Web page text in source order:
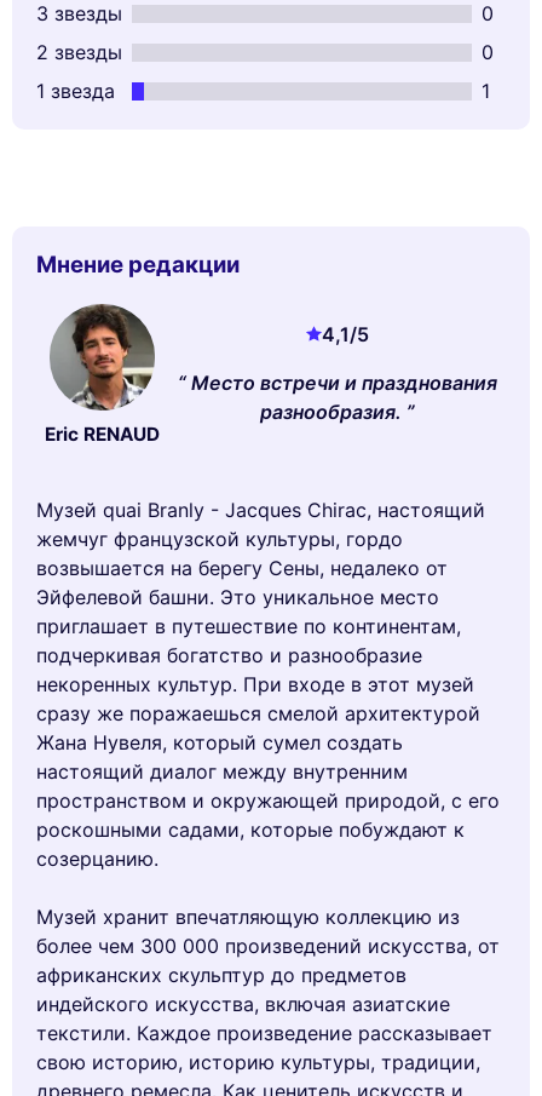
3 звезды
0
2 звезды
0
1 звезда
1
Мнение редакции
Eric RENAUD
4,1/5
Место встречи и празднования
разнообразия.
Музей quai Branly - Jacques Chirac, настоящий
жемчуг французской культуры, гордо
возвышается на берегу Сены, недалеко от
Эйфелевой башни. Это уникальное место
приглашает в путешествие по континентам,
подчеркивая богатство и разнообразие
некоренных культур. При входе в этот музей
сразу же поражаешься смелой архитектурой
Жана Нувеля, который сумел создать
настоящий диалог между внутренним
пространством и окружающей природой, с его
роскошными садами, которые побуждают к
созерцанию.
Музей хранит впечатляющую коллекцию из
более чем 300 000 произведений искусства, от
африканских скульптур до предметов
индейского искусства, включая азиатские
текстили. Каждое произведение рассказывает
свою историю, историю культуры, традиции,
древнего ремесла. Как ценитель искусств и